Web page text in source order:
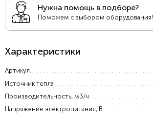
Нужна помощь в подборе?
Поможем с выбором оборудования!
Характеристики
Артикул
Источник тепла
Производительность, м3/ч
Напряжение электропитания, В